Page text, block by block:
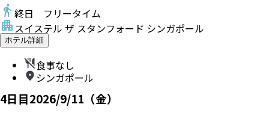
終日 フリータイム
スイステル ザ スタンフォード シンガポール
ホテル詳細
食事なし
シンガポール
4日目2026/9/11（金）